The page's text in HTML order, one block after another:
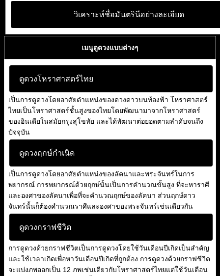
วิเคราะห์ชื่อมันตรินีอย่างละเอียด
เมนูดูดวงแบบต่างๆ
ดูดวงโหราศาสตร์ไทย
เป็นการดูดวงโดยอาศัยตำแหน่งของดวงดาวบนท้องฟ้า โหราศาสตร์
ไทยเป็นโหราศาสตร์ชั้นสูงของไทยโดยพัฒนามาจากโหราศาสตร์
ของอินเดียในสมัยกรุงสุโขทัย และได้พัฒนาต่อยอดตามลำดับจนถึง
ปัจจุบัน
ดูดวงฤกษ์กำเนิด
เป็นการดูดวงโดยอาศัยตำแหน่งของลัคนาและพระจันทร์ในการ
พยากรณ์ การพยากรณ์ด้วยฤกษ์นั้นเป็นการคำนวณขั้นสูง ที่จะหาราศี
และองศาของลัคนาเพื่อที่จะคำนวณฤกษ์ของลัคนา ส่วนฤกษ์ดาว
จันทร์นั้นก็ต้องคำนวณราศีและองศาของพระจันทร์เช่นเดียวกัน
ดูดวงกราฟชีวิต
การดูดวงด้วยกราฟชีวิตเป็นการดูดวงโดยใช้วันเดือนปีเกิดเป็นสำคัญ
และใช้เวลาเกิดเพื่อหาวันเดือนปีเกิดที่ถูกต้อง การดูดวงด้วยกราฟชีวิต
จะแบ่งภพออกเป็น 12 ภพเช่นเดียวกับโหราศาสตร์ไทยแต่ใช้วันเดือน